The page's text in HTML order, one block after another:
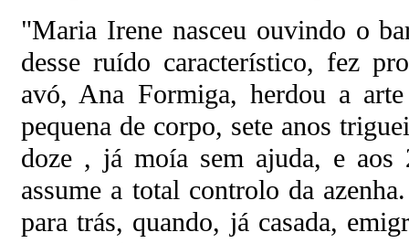
"Maria Irene nasceu ouvindo o
desse ruído característico, fez
avó, Ana Formiga, herdou a
pequena de corpo, sete anos
doze , já moía sem ajuda, e aos
assume a total controlo da
para trás, quando, já casada,